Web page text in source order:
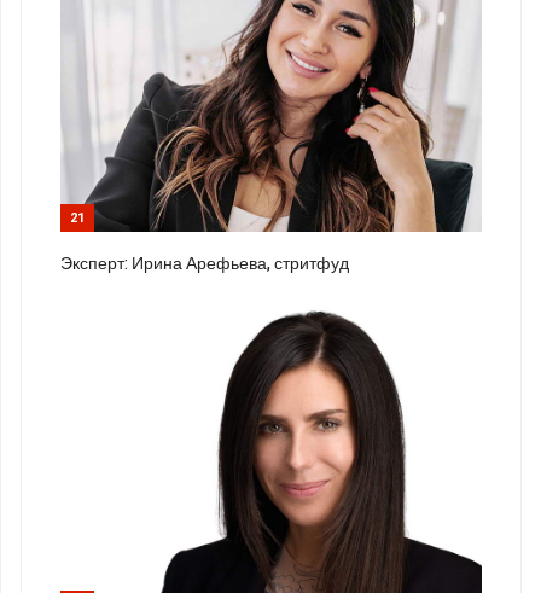
21
Эксперт: Ирина Арефьева, стритфуд